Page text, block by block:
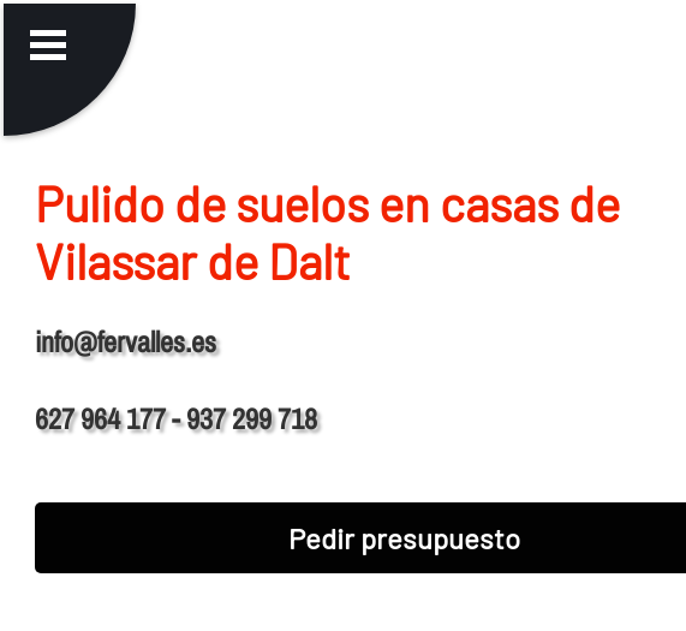
Pulido de suelos en casas de
Vilassar de Dalt
info@fervalles.es
627 964 177 - 937 299 718
Pedir presupuesto